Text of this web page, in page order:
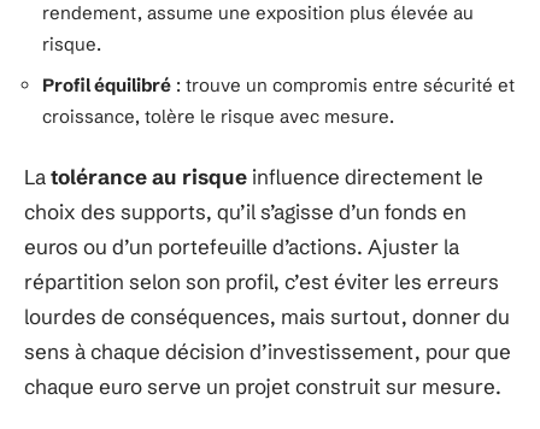
rendement, assume une exposition plus élevée au
risque.
Profil équilibré : trouve un compromis entre sécurité et
croissance, tolère le risque avec mesure.
Latolérance au risque influence directement le
choix des supports, qu’il s’agisse d’un fonds en
euros ou d’un portefeuille d’actions. Ajuster la
répartition selon son profil, c’est éviter les erreurs
lourdes de conséquences, mais surtout, donner du
sens à chaque décision d’investissement, pour que
chaque euro serve un projet construit sur mesure.